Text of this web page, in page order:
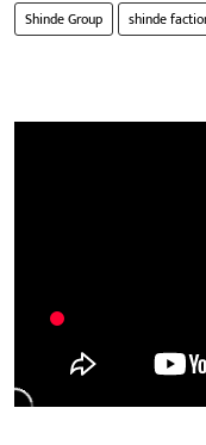
Shinde Group
shinde